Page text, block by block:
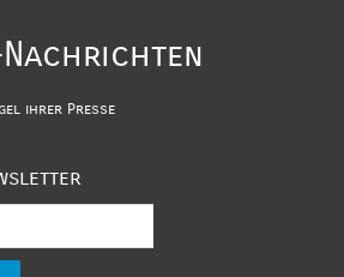
ihrer Presse